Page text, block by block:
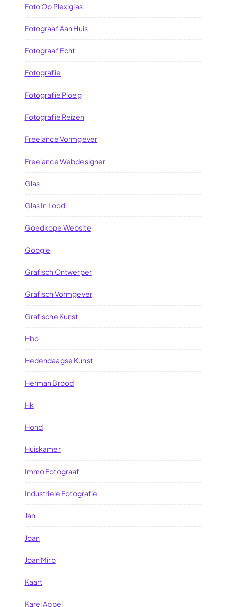
Foto Op Plexiglas
Fotograaf Aan Huis
Fotograaf Echt
Fotografie
Fotografie Ploeg
Fotografie Reizen
Freelance Vormgever
Freelance Webdesigner
Glas
Glas In Lood
Goedkope Website
Google
Grafisch Ontwerper
Grafisch Vormgever
Grafische Kunst
Hbo
Hedendaagse Kunst
Herman Brood
Hk
Hond
Huiskamer
Immo Fotograaf
Industriele Fotografie
Jan
Joan
Joan Miro
Kaart
Karel Appel